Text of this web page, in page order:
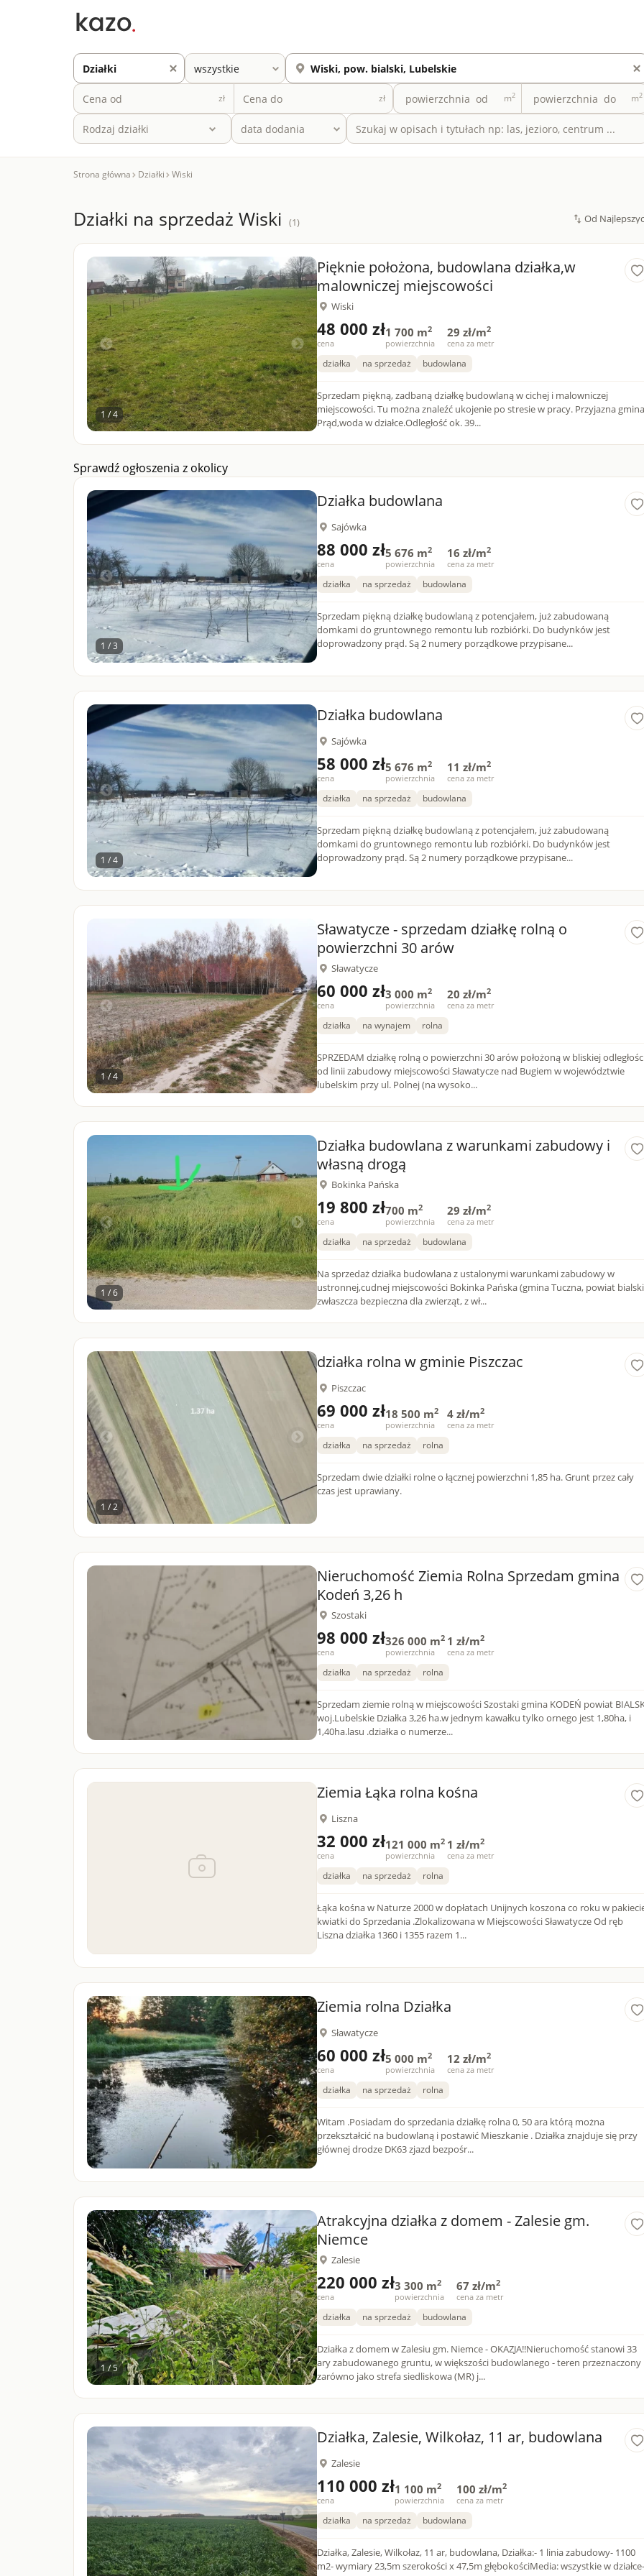
zł zł m2 m2
Rodzaj działki
Strona główna Działki Wiski
Działki na sprzedaż Wiski (1)
1 / 4
Pięknie położona, budowlana działka,w
malowniczej miejscowości
Wiski
48 000 zł
cena
1 700 m2
powierzchnia
29 zł/m2
cena za metr
działka na sprzedaż budowlana
Sprzedam piękną, zadbaną działkę budowlaną w cichej i malowniczej
miejscowości. Tu można znaleźć ukojenie po stresie w pracy. Przyjazna
Prąd,woda w działce.Odległość ok. 39...
Sprawdź ogłoszenia z okolicy
1 / 3
Działka budowlana
Sajówka
88 000 zł
cena
5 676 m2
powierzchnia
16 zł/m2
cena za metr
działka na sprzedaż budowlana
Sprzedam piękną działkę budowlaną z potencjałem, już zabudowaną
domkami do gruntownego remontu lub rozbiórki. Do budynków jest
doprowadzony prąd. Są 2 numery porządkowe przypisane...
1 / 4
Działka budowlana
Sajówka
58 000 zł
cena
5 676 m2
powierzchnia
11 zł/m2
cena za metr
działka na sprzedaż budowlana
Sprzedam piękną działkę budowlaną z potencjałem, już zabudowaną
domkami do gruntownego remontu lub rozbiórki. Do budynków jest
doprowadzony prąd. Są 2 numery porządkowe przypisane...
1 / 4
Sławatycze - sprzedam działkę rolną o
powierzchni 30 arów
Sławatycze
60 000 zł
cena
3 000 m2
powierzchnia
20 zł/m2
cena za metr
działka na wynajem rolna
SPRZEDAM działkę rolną o powierzchni 30 arów położoną w bliskiej
od linii zabudowy miejscowości Sławatycze nad Bugiem w województwie
lubelskim przy ul. Polnej (na wysoko...
1 / 6
Działka budowlana z warunkami zabudowy i
własną drogą
Bokinka Pańska
19 800 zł
cena
700 m2
powierzchnia
29 zł/m2
cena za metr
działka na sprzedaż budowlana
Na sprzedaż działka budowlana z ustalonymi warunkami zabudowy w
ustronnej,cudnej miejscowości Bokinka Pańska (gmina Tuczna, powiat
zwłaszcza bezpieczna dla zwierząt, z wł...
1 / 2
działka rolna w gminie Piszczac
Piszczac
69 000 zł
cena
18 500 m2
powierzchnia
4 zł/m2
cena za metr
działka na sprzedaż rolna
Sprzedam dwie działki rolne o łącznej powierzchni 1,85 ha. Grunt przez cały
czas jest uprawiany.
Nieruchomość Ziemia Rolna Sprzedam gmina
Kodeń 3,26 h
Szostaki
98 000 zł
cena
326 000 m2
powierzchnia
1 zł/m2
cena za metr
działka na sprzedaż rolna
Sprzedam ziemie rolną w miejscowości Szostaki gmina KODEŃ powiat BIALSKI
woj.Lubelskie Działka 3,26 ha.w jednym kawałku tylko ornego jest 1,80ha, i
1,40ha.lasu .działka o numerze...
Ziemia Łąka rolna kośna
Liszna
32 000 zł
cena
121 000 m2
powierzchnia
1 zł/m2
cena za metr
działka na sprzedaż rolna
Łąka kośna w Naturze 2000 w dopłatach Unijnych koszona co roku w pakiecie
kwiatki do Sprzedania .Zlokalizowana w Miejscowości Sławatycze Od ręb
Liszna działka 1360 i 1355 razem 1...
Ziemia rolna Działka
Sławatycze
60 000 zł
cena
5 000 m2
powierzchnia
12 zł/m2
cena za metr
działka na sprzedaż rolna
Witam .Posiadam do sprzedania działkę rolna 0, 50 ara którą można
przekształcić na budowlaną i postawić Mieszkanie . Działka znajduje się przy
głównej drodze DK63 zjazd bezpośr...
1 / 5
Atrakcyjna działka z domem - Zalesie gm.
Niemce
Zalesie
220 000 zł
cena
3 300 m2
powierzchnia
67 zł/m2
cena za metr
działka na sprzedaż budowlana
Działka z domem w Zalesiu gm. Niemce - OKAZJA!!Nieruchomość stanowi 33
ary zabudowanego gruntu, w większości budowlanego - teren przeznaczony
zarówno jako strefa siedliskowa (MR) j...
Działka, Zalesie, Wilkołaz, 11 ar, budowlana
Zalesie
110 000 zł
cena
1 100 m2
powierzchnia
100 zł/m2
cena za metr
działka na sprzedaż budowlana
Działka, Zalesie, Wilkołaz, 11 ar, budowlana, Działka:- 1 linia zabudowy- 1100
m2- wymiary 23,5m szerokości x 47,5m głębokościMedia: wszystkie w działce-